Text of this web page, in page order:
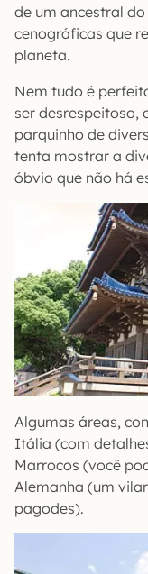
de um ancestral
cenográficas que
planeta.
Nem tudo é
ser desrespeitoso,
parquinho de
tenta mostrar a
óbvio que não há
Algumas áreas,
Itália (com
Marrocos (você
Alemanha (um
pagodes).